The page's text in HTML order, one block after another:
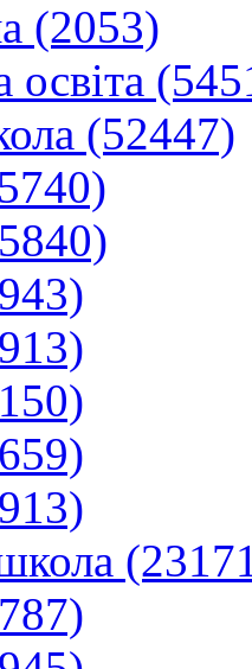
(2053)
освіта
(52447)